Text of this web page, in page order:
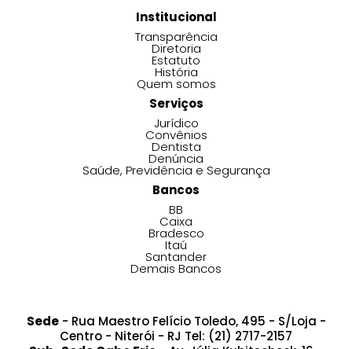
Institucional
Transparência
Diretoria
Estatuto
História
Quem somos
Serviços
Jurídico
Convênios
Dentista
Denúncia
Saúde, Previdência e Segurança
Bancos
BB
Caixa
Bradesco
Itaú
Santander
Demais Bancos
Sede- Rua Maestro Felício Toledo, 495 - S/Loja -
Centro - Niterói - RJ Tel: (21) 2717-2157